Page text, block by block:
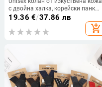
с двойна халка, корейски панк
стил, регулируема дължина
19.36 €/37.86 лв
add_shopping_cart